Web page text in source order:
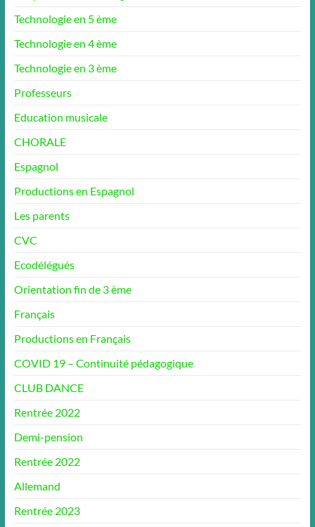
Technologie en 5 ème
Technologie en 4 ème
Technologie en 3 ème
Professeurs
Education musicale
CHORALE
Espagnol
Productions en Espagnol
Les parents
CVC
Ecodélégués
Orientation fin de 3 ème
Français
Productions en Français
COVID 19 – Continuité pédagogique
CLUB DANCE
Rentrée 2022
Demi-pension
Rentrée 2022
Allemand
Rentrée 2023